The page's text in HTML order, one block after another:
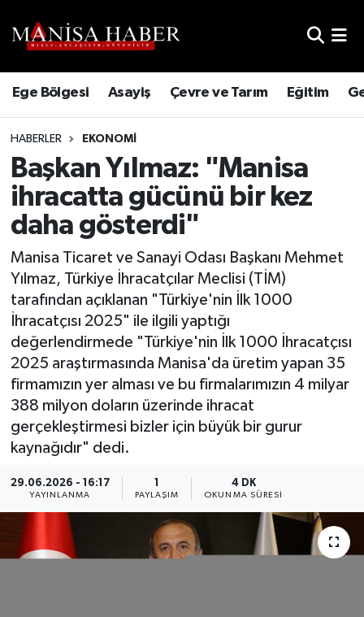
Ege Bölgesi Asayiş Çevre ve Tarım Eğitim
HABERLER EKONOMI
Başkan Yılmaz: "Manisa
ihracatta gücünü bir kez
daha gösterdi"
Manisa Ticaret ve Sanayi Odası Başkanı Mehmet
Yılmaz, Türkiye İhracatçılar Meclisi (TİM)
tarafından açıklanan "Türkiye'nin İlk 1000
İhracatçısı 2025" ile ilgili yaptığı
değerlendirmede "Türkiye'nin İlk 1000 İhracatçısı
2025 araştırmasında Manisa'da üretim yapan 35
firmamızın yer alması ve bu firmalarımızın 4 milyar
388 milyon doların üzerinde ihracat
gerçekleştirmesi bizler için büyük bir gurur
kaynağıdır" dedi.
29.06.2026 - 16:17
YAYINLANMA
1
PAYLAŞIM
4 DK
OKUNMA SÜRESI
Trafik Durumu
Süper Lig Puan Durumu ve Fikstür
Tüm Manşetler
Son Dakika Haberleri
Haber Arşivi